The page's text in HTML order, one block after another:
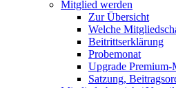
Mitglied werden
Zur Übersicht
Welche
Beitrittserklärung
Probemonat
Upgrade Premium-
Satzung,